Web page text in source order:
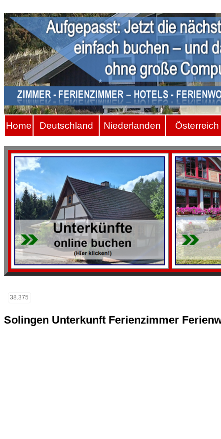
Home Deutschland Niederlanden Österreich
38.375
Solingen Unterkunft Ferienzimmer